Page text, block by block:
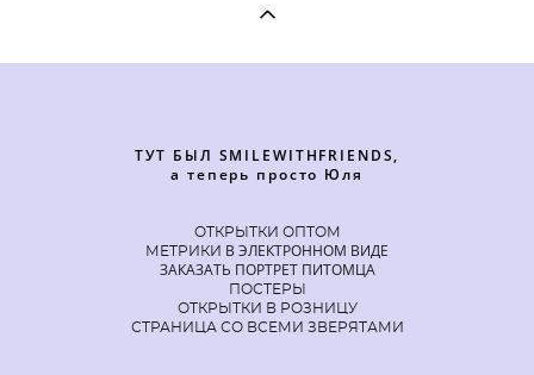
ТУТ БЫЛ SMILEWITHFRIENDS,
а теперь просто Юля
ОТКРЫТКИ ОПТОМ
МЕТРИКИ В ЭЛЕКТРОННОМ ВИДЕ
ЗАКАЗАТЬ ПОРТРЕТ ПИТОМЦА
ПОСТЕРЫ
ОТКРЫТКИ В РОЗНИЦУ
СТРАНИЦА СО ВСЕМИ ЗВЕРЯТАМИ